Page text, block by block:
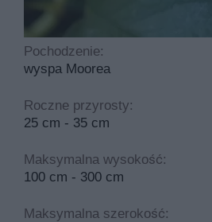
Epipremnum snow queen to
półzacienione lub jasne, a
Najczęściej spotykane
Pochodzenie:
wyspa Moorea
Roczne przyrosty:
25 cm - 35 cm
Maksymalna wysokość:
100 cm - 300 cm
Maksymalna szerokość: